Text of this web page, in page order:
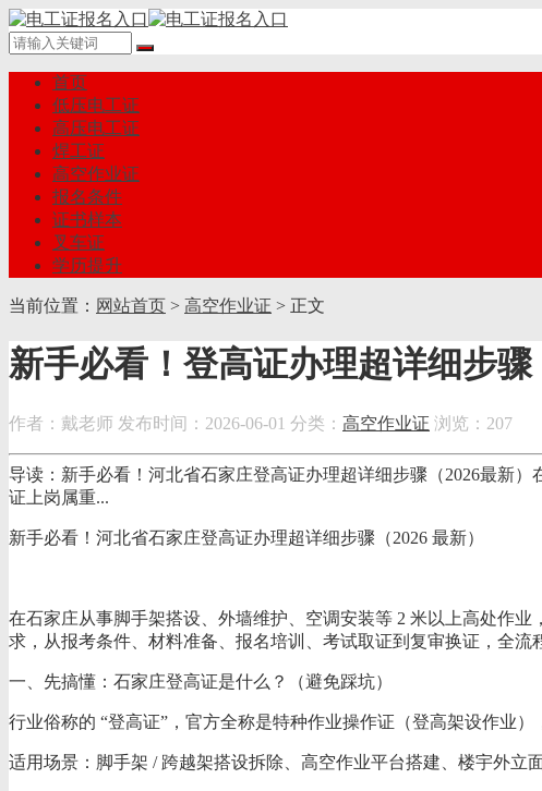
首页
低压电工证
高压电工证
焊工证
高空作业证
报名条件
证书样本
叉车证
学历提升
当前位置： 网站首页 > 高空作业证 > 正文
新手必看！登高证办理超详细步骤
作者：戴老师 发布时间：2026-06-01 分类： 高空作业证 浏览：207
导读：新手必看！河北省石家庄登高证办理超详细步骤（2026最新
证上岗属重...
新手必看！河北省石家庄登高证办理超详细步骤（2026 最新）
在石家庄从事脚手架搭设、外墙维护、空调安装等 2 米以上高处作
求，从报考条件、材料准备、报名培训、考试取证到复审换证，全流
一、先搞懂：石家庄登高证是什么？（避免踩坑）
行业俗称的 “登高证”，官方全称是特种作业操作证（登高架设作业
适用场景：脚手架 / 跨越架搭设拆除、高空作业平台搭建、楼宇外立面